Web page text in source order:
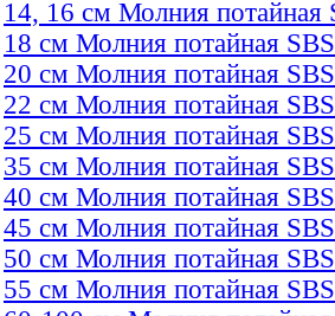
14, 16 см Молния потайная
18 см Молния потайная SBS
20 см Молния потайная SBS
22 см Молния потайная SBS
25 см Молния потайная SBS
35 см Молния потайная SBS
40 см Молния потайная SBS
45 см Молния потайная SBS
50 см Молния потайная SBS
55 см Молния потайная SBS